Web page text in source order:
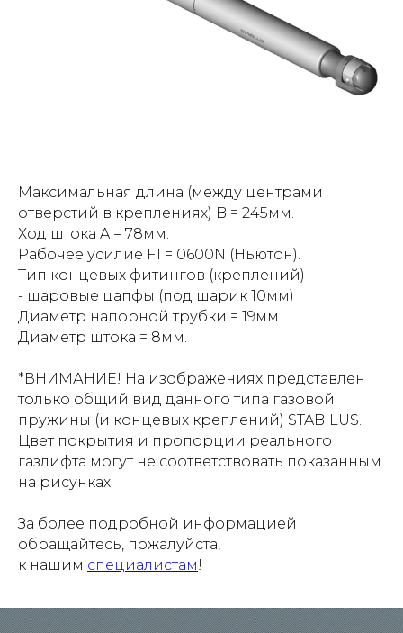
Максимальная длина (между центрами
отверстий в креплениях) B = 245мм.
Ход штока A = 78мм.
Рабочее усилие F1 = 0600N (Ньютон).
Тип концевых фитингов (креплений)
- шаровые цапфы (под шарик 10мм)
Диаметр напорной трубки = 19мм.
Диаметр штока = 8мм.
*ВНИМАНИЕ! На изображениях представлен
только общий вид данного типа газовой
пружины (и концевых креплений) STABILUS.
Цвет покрытия и пропорции реального
газлифта могут не соответствовать показанным
на рисунках.
За более подробной информацией
обращайтесь, пожалуйста,
к нашим специалистам!